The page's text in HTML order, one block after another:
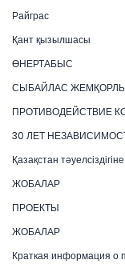
Райграс
Қант қызылшасы
ӨНЕРТАБЫС
СЫБАЙЛАС
ПРОТИВОДЕЙСТВИЕ
30 ЛЕТ
Қазақстан
ЖОБАЛАР
ПРОЕКТЫ
ЖОБАЛАР
Краткая информация о